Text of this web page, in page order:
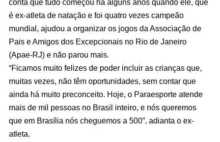
conta que tudo começou há alguns anos quando ele, que
é ex-atleta de natação e foi quatro vezes campeão
mundial, ajudou a organizar os jogos da Associação de
Pais e Amigos dos Excepcionais no Rio de Janeiro
(Apae-RJ) e não parou mais.
“Ficamos muito felizes de poder incluir as crianças que,
muitas vezes, não têm oportunidades, sem contar que
ainda há muito preconceito. Hoje, o Paraesporte atende
mais de mil pessoas no Brasil inteiro, e nós queremos
que em Brasília nós cheguemos a 500”, adianta o ex-
atleta.